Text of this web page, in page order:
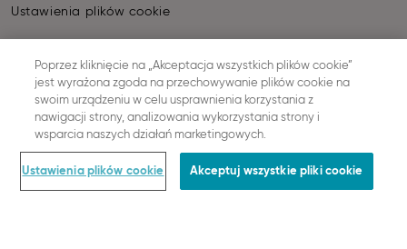
Ustawienia plików cookie
PŁATNOŚĆ
Poprzez kliknięcie na „Akceptacja wszystkich plików cookie”
jest wyrażona zgoda na przechowywanie plików cookie na
swoim urządzeniu w celu usprawnienia korzystania z
nawigacji strony, analizowania wykorzystania strony i
wsparcia naszych działań marketingowych.
Ustawienia plików cookie Akceptuj wszystkie pliki cookie